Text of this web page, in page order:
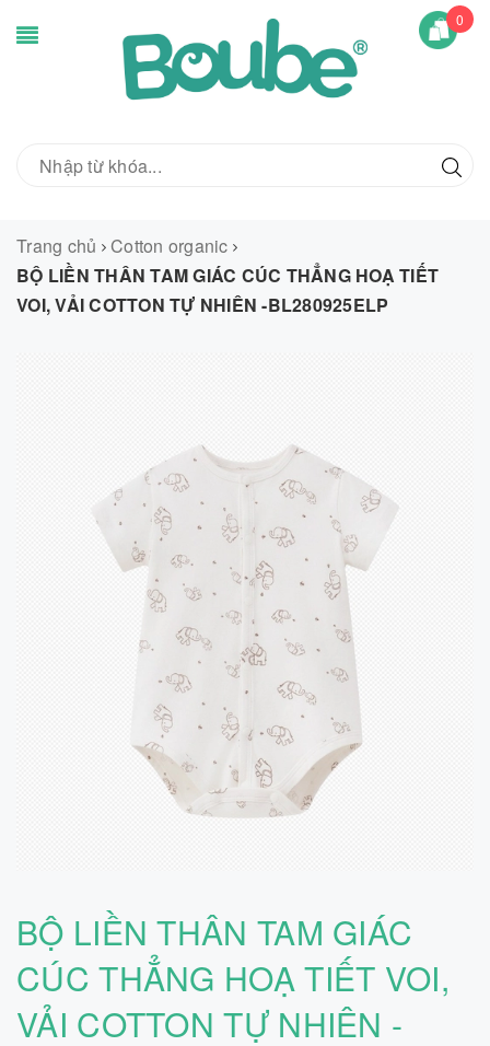
0
Trang chủ
Cotton organic
BỘ LIỀN THÂN TAM GIÁC CÚC THẲNG HOẠ TIẾT
VOI, VẢI COTTON TỰ NHIÊN -BL280925ELP
BỘ LIỀN THÂN TAM GIÁC
CÚC THẲNG HOẠ TIẾT VOI,
VẢI COTTON TỰ NHIÊN -